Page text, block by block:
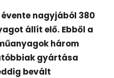
nagyjából 380
állít elő. Ebből a
három
gyártása
bevált